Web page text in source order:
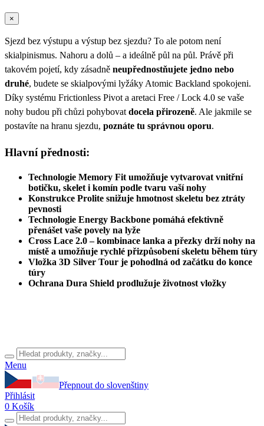
×
Sjezd bez výstupu a výstup bez sjezdu? To ale potom není
skialpinismus. Nahoru a dolů – a ideálně půl na půl. Právě při
takovém pojetí, kdy zásadně neupřednostňujete jedno nebo
druhé, budete se skialpovými lyžáky Atomic Backland spokojeni.
Díky systému Frictionless Pivot a aretaci Free / Lock 4.0 se vaše
nohy budou při chůzi pohybovat docela přirozeně. Ale jakmile se
postavíte na hranu sjezdu, poznáte tu správnou oporu.
Hlavní přednosti:
Technologie Memory Fit umožňuje vytvarovat vnitřní
botičku, skelet i komín podle tvaru vaší nohy
Konstrukce Prolite snižuje hmotnost skeletu bez ztráty
pevnosti
Technologie Energy Backbone pomáhá efektivně
přenášet vaše povely na lyže
Cross Lace 2.0 – kombinace lanka a přezky drží nohy na
místě a umožňuje rychlé přizpůsobení skeletu během túry
Vložka 3D Silver Tour je pohodlná od začátku do konce
túry
Ochrana Dura Shield prodlužuje životnost vložky
Menu
Přepnout do slovenštiny
Přihlásit
0 Košík